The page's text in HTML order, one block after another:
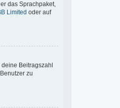
das Sprachpaket,
Limited oder auf
Beitragszahl
zu